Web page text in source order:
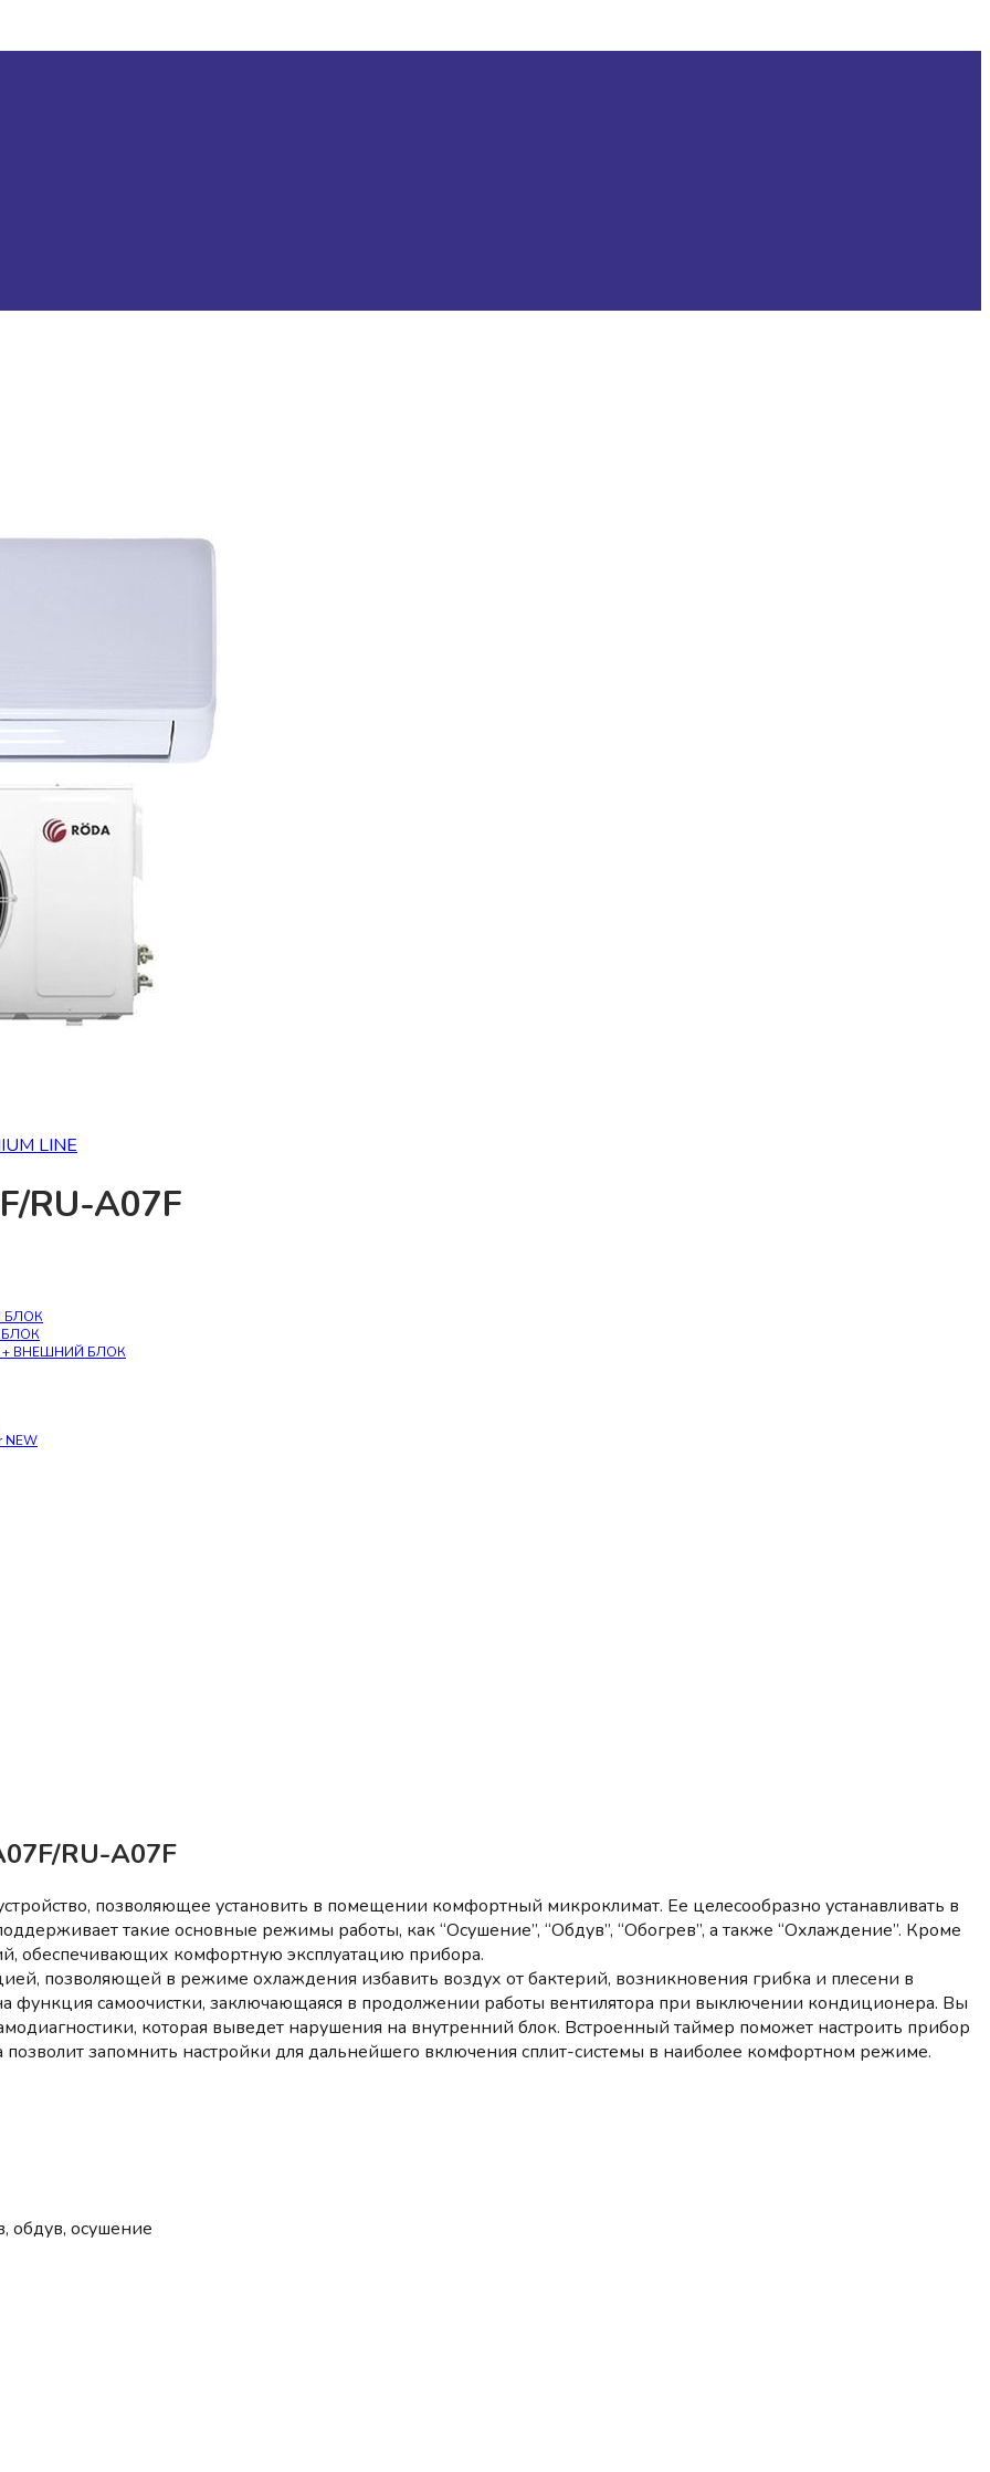
БЛОК
БЛОК
+ ВНЕШНИЙ БЛОК
NEW
LINE
RU-A07F
RU-A07F
позволяющее установить в помещении комфортный микроклимат. Ее целесообразно устанавливать в
такие основные режимы работы, как “Осушение”, “Обдув”, “Обогрев”, а также “Охлаждение”. Кроме
обеспечивающих комфортную эксплуатацию прибора.
позволяющей в режиме охлаждения избавить воздух от бактерий, возникновения грибка и плесени в
функция самоочистки, заключающаяся в продолжении работы вентилятора при выключении кондиционера. Вы
которая выведет нарушения на внутренний блок. Встроенный таймер поможет настроить прибор
запомнить настройки для дальнейшего включения сплит-системы в наиболее комфортном режиме.
обдув, осушение